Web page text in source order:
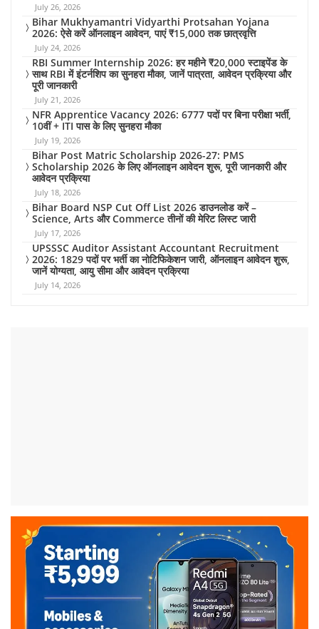
July 26, 2026
Bihar Mukhyamantri Vidyarthi Protsahan Yojana
2026: ऐसे करें ऑनलाइन आवेदन, पाएं ₹15,000 तक छात्रवृत्ति
July 24, 2026
RBI Summer Internship 2026: हर महीने ₹20,000 स्टाइपेंड के
साथ RBI में इंटर्नशिप का सुनहरा मौका, जानें पात्रता, आवेदन प्रक्रिया और
पूरी जानकारी
July 21, 2026
NFR Apprentice Vacancy 2026: 6777 पदों पर बिना परीक्षा भर्ती,
10वीं + ITI पास के लिए सुनहरा मौका
July 19, 2026
Bihar Post Matric Scholarship 2026-27: PMS
Scholarship 2026 के लिए ऑनलाइन आवेदन शुरू, पूरी जानकारी और
आवेदन प्रक्रिया
July 18, 2026
Bihar Board NSP Cut Off List 2026 डाउनलोड करें –
Science, Arts और Commerce तीनों की मेरिट लिस्ट जारी
July 17, 2026
UPSSSC Auditor Assistant Accountant Recruitment
2026: 1829 पदों पर भर्ती का नोटिफिकेशन जारी, ऑनलाइन आवेदन शुरू,
जानें योग्यता, आयु सीमा और आवेदन प्रक्रिया
July 14, 2026